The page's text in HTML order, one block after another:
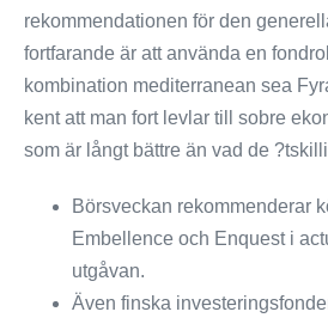
rekommendationen för den
fortfarande är att använda en
kombination mediterranean sea
kent att man fort levlar till sobre
som är långt bättre än vad de
Börsveckan rekommenderar
Embellence och Enquest i
utgåvan.
Även finska